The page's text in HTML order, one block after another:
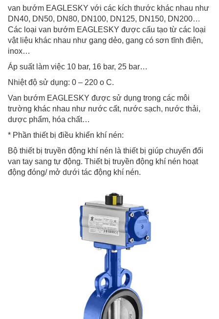
van bướm EAGLESKY với các kích thước khác nhau như
DN40, DN50, DN80, DN100, DN125, DN150, DN200…
Các loại van bướm EAGLESKY được cấu tạo từ các loại
vật liệu khác nhau như gang dẻo, gang có sơn tĩnh điện,
inox…
Áp suất làm việc 10 bar, 16 bar, 25 bar…
Nhiệt độ sử dụng: 0 – 220 o C.
Van bướm EAGLESKY được sử dụng trong các môi
trường khác nhau như nước cất, nước sạch, nước thải,
dược phẩm, hóa chất…
* Phần thiết bị điều khiển khí nén:
Bộ thiết bị truyền động khí nén là thiết bị giúp chuyển đổi
van tay sang tự động. Thiết bị truyền động khí nén hoạt
động đóng/ mở dưới tác động khí nén.